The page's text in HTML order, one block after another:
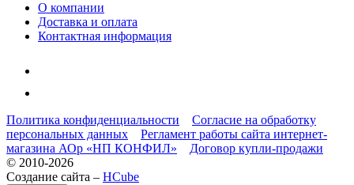
О компании
Доставка и оплата
Контактная информация
Политика конфиденциальности
Согласие на обработку
персональных данных
Регламент работы сайта интернет-
магазина АОр «НП КОНФИЛ»
Договор купли-продажи
© 2010-2026
Создание сайта – HCube